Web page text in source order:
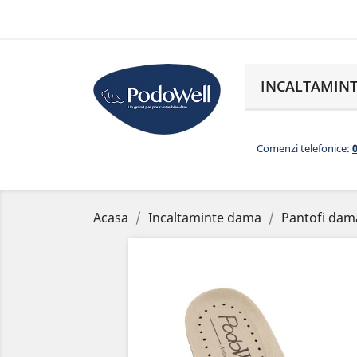
Comenzi telefonice:
Acasa Incaltaminte dama Pantofi